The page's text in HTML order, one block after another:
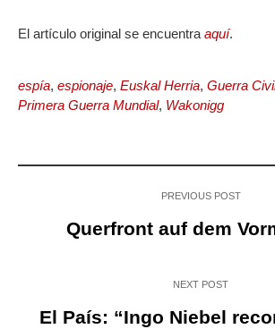
El artículo original se encuentra aquí.
espía, espionaje, Euskal Herria, Guerra
Primera Guerra Mundial, Wakonigg
PREVIOUS POST
Querfront auf dem
NEXT POST
El País: “Ingo Niebel